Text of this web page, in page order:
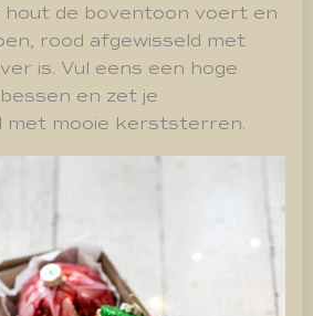
hout de boventoon voert en
rood afgewisseld met
is. Vul eens een hoge
en zet je
met mooie kerststerren.